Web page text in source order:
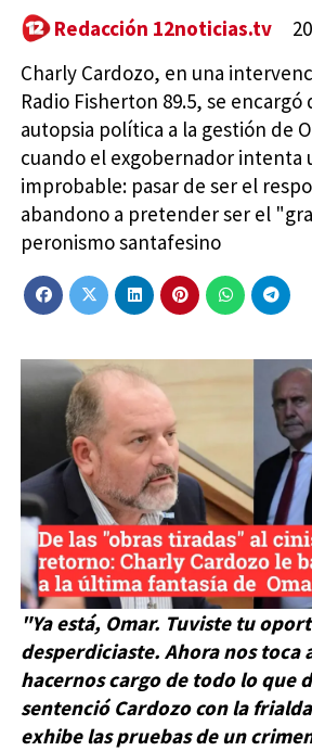
Charly Cardozo, en una
Radio Fisherton 89.5, se encargó
autopsia política a la gestión de
cuando el exgobernador intenta
improbable: pasar de ser el
abandono a pretender ser el
peronismo santafesino
Redacción 12noticias.tv
"Ya está, Omar. Tuviste tu
desperdiciaste. Ahora nos toca
hacernos cargo de todo lo que
sentenció Cardozo con la
exhibe las pruebas de un